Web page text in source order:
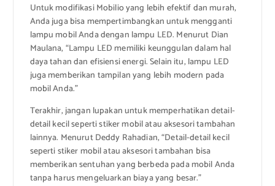
Untuk modifikasi Mobilio yang lebih efektif dan murah,
Anda juga bisa mempertimbangkan untuk mengganti
lampu mobil Anda dengan lampu LED. Menurut Dian
Maulana, “Lampu LED memiliki keunggulan dalam hal
daya tahan dan efisiensi energi. Selain itu, lampu LED
juga memberikan tampilan yang lebih modern pada
mobil Anda.”
Terakhir, jangan lupakan untuk memperhatikan detail-
detail kecil seperti stiker mobil atau aksesori tambahan
lainnya. Menurut Deddy Rahadian, “Detail-detail kecil
seperti stiker mobil atau aksesori tambahan bisa
memberikan sentuhan yang berbeda pada mobil Anda
tanpa harus mengeluarkan biaya yang besar.”